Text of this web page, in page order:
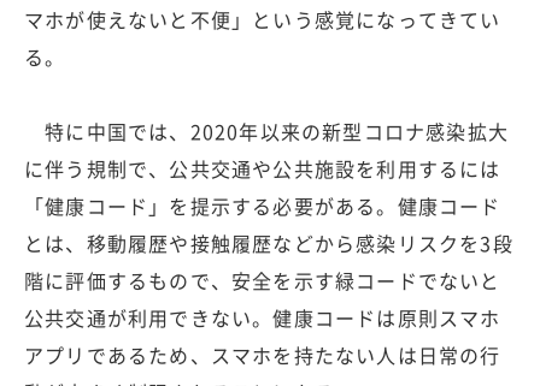
マホが使えないと不便」という感覚になってきてい
る。
特に中国では、2020年以来の新型コロナ感染拡大
に伴う規制で、公共交通や公共施設を利用するには
「健康コード」を提示する必要がある。健康コード
とは、移動履歴や接触履歴などから感染リスクを3段
階に評価するもので、安全を示す緑コードでないと
公共交通が利用できない。健康コードは原則スマホ
アプリであるため、スマホを持たない人は日常の行